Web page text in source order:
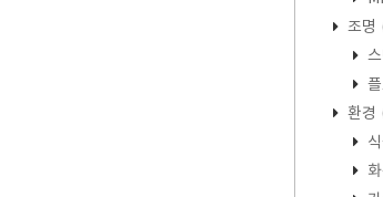
조명
환경